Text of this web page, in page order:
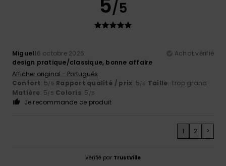
5/5
Miguel16 octobre 2025
Achat vérifié
design pratique/classique, bonne affaire
Afficher original - Português
Confort: 5/5 Rapport qualité / prix: 5/5 Taille: Trop grand
Matière: 5/5 Coloris: 5 /5
Je recommande ce produit
1 2 >
Vérifié par TrustVille